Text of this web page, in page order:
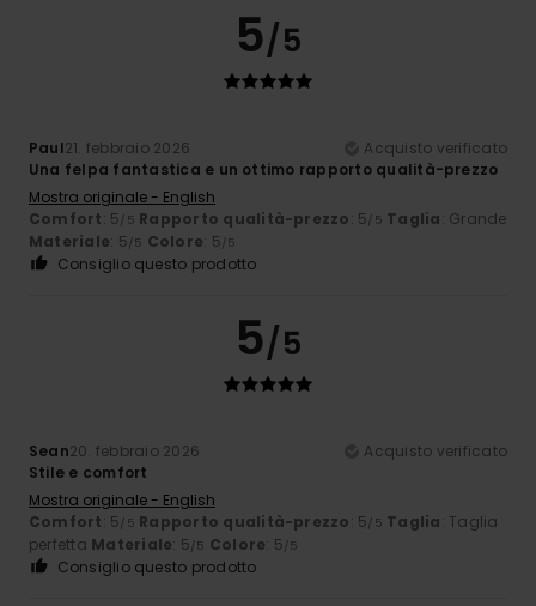
5/5
Paul21. febbraio 2026
Acquisto verificato
Una felpa fantastica e un ottimo rapporto qualità-prezzo
Mostra originale - English
Comfort: 5 /5 Rapporto qualità-prezzo: 5 /5 Taglia: Grande
Materiale: 5 /5 Colore: 5 /5
Consiglio questo prodotto
5/5
Sean20. febbraio 2026
Acquisto verificato
Stile e comfort
Mostra originale - English
Comfort: 5 /5 Rapporto qualità-prezzo: 5 /5 Taglia: Taglia
perfetta Materiale: 5 /5 Colore: 5 /5
Consiglio questo prodotto